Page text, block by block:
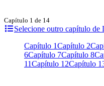
Capítulo 1 de 14
Selecione outro capítulo de
Capítulo 1Capítulo 2
6Capítulo 7Capítulo 8
11Capítulo 12Capítulo